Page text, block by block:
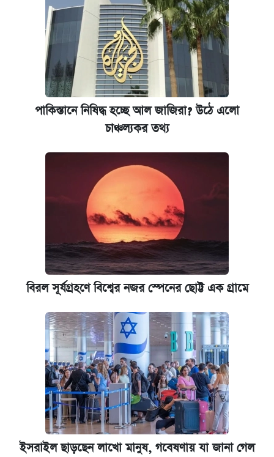
পাকিস্তানে নিষিদ্ধ হচ্ছে আল জাজিরা? উঠে এলো
চাঞ্চল্যকর তথ্য
বিরল সূর্যগ্রহণে বিশ্বের নজর স্পেনের ছোট্ট এক গ্রামে
ইসরাইল ছাড়ছেন লাখো মানুষ, গবেষণায় যা জানা গেল